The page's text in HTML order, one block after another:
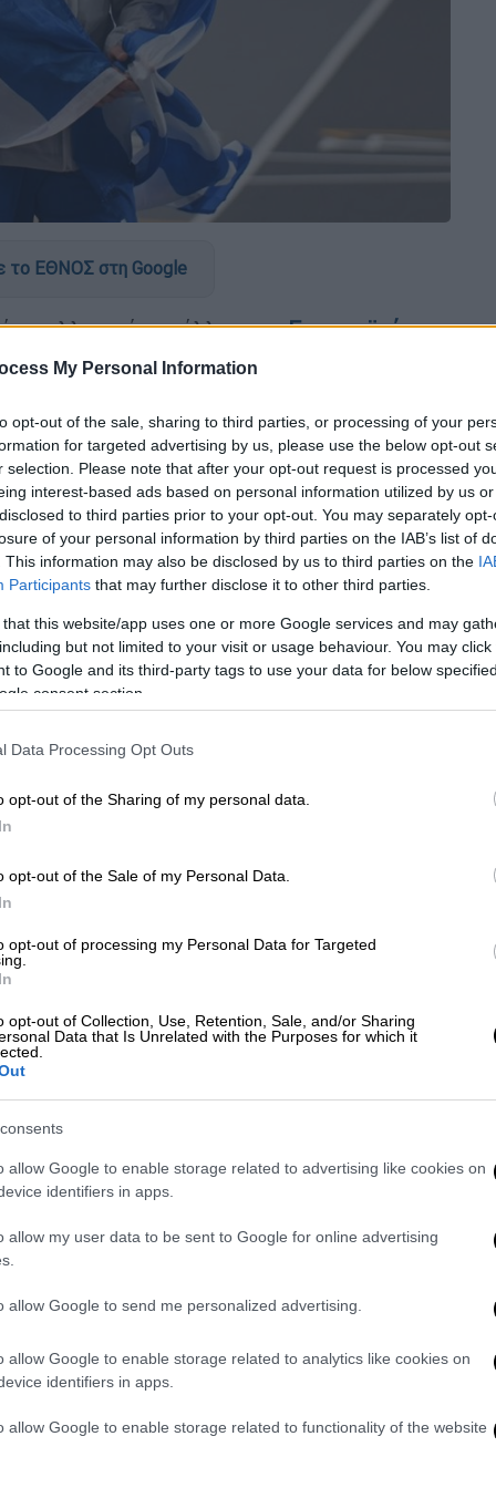
My Personal Information
opt-out of the sale, sharing to third parties, or processing of your
for targeted advertising by us, please use the below opt-out
selection. Please note that after your opt-out request is processed
interest-based ads based on personal information utilized by us
to third parties prior to your opt-out. You may separately
of your personal information by third parties on the IAB’s list of
This information may also be disclosed by us to third parties on the
Participants that may further disclose it to other third parties.
that this website/app uses one or more Google services and may
but not limited to your visit or usage behaviour. You may
to Google and its third-party tags to use your data for below
consent section.
Data Processing Opt Outs
opt-out of the Sharing of my personal data.
opt-out of the Sale of my Personal Data.
opt-out of processing my Personal Data for Targeted
opt-out of Collection, Use, Retention, Sale, and/or Sharing
Data that Is Unrelated with the Purposes for which it
allow Google to enable storage related to advertising like cookies on
identifiers in apps.
allow my user data to be sent to Google for online advertising
allow Google to send me personalized advertising.
allow Google to enable storage related to analytics like cookies on
identifiers in apps.
allow Google to enable storage related to functionality of the website
το ΕΘΝΟΣ στη Google
ελληνικό μετάλλιο στοΕυρωπαϊκό
στηνΚωνσταντινούπολη
άλμα στα 16,58μ. κατέκτησε το
.
έναν σταθερό αγώνα και πέτυχε τη
βάζοντας μεγάλη πίεση στους
πραγματικά απείλησε να του πάρει το
ο οποίος όμως στην τελευταία του
αλλά όχι τόσο για να του στερήσει
στιγμή στην καριέρα του καθώς
μια μεγάλη διεθνή διοργάνωση. Άρχισε
καθώς ρίσκαρε για το μεγάλο άλμα.
στην πέμπτη του προσπάθεια
θέση στην Ευρώπη.Ο 41χρονος
αγώνα τερματίζοντας έβδομος, ενώ
οριακά ένα πολύ μεγάλο άλμα που